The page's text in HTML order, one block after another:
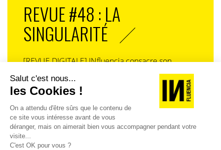
REVUE #48 : LA
SINGULARITÉ
[REVUE DIGITALE] INfluencia consacre son
prochain numéro à une question devenue
centrale dans l’économie contemporaine : Qu’est-
ce que la singularité à l’heure de la
standardisation généralisée ? Ce numéro explore
la singularité là où elle est la plus mise à l’épreuve
: dans l’entreprise, dans la marque, dans les
organisations, dans les choix de gouvernance,